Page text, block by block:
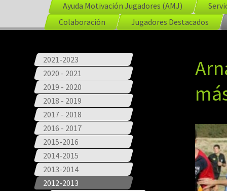
Ayuda Motivación Jugadores (AMJ)
Colaboración
Jugadores Destacados
2021-2023
2020 - 2021
2019 - 2020
2018 - 2019
2017 - 2018
2016 - 2017
2015-2016
2014-2015
2013-2014
2012-2013